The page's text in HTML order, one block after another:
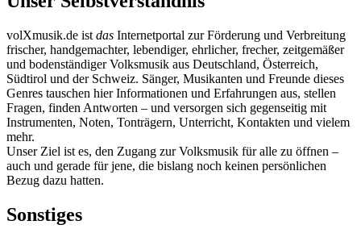
volXmusik.de ist das Internetportal zur Förderung und Verbreitung
frischer, handgemachter, lebendiger, ehrlicher, frecher, zeitgemäßer
und bodenständiger Volksmusik aus Deutschland, Österreich,
Südtirol und der Schweiz. Sänger, Musikanten und Freunde dieses
Genres tauschen hier Informationen und Erfahrungen aus, stellen
Fragen, finden Antworten – und versorgen sich gegenseitig mit
Instrumenten, Noten, Tonträgern, Unterricht, Kontakten und vielem
mehr.
Unser Ziel ist es, den Zugang zur Volksmusik für alle zu öffnen –
auch und gerade für jene, die bislang noch keinen persönlichen
Bezug dazu hatten.
Sonstiges